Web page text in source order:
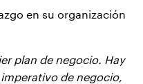
en su organización
plan de negocio. Hay
de negocio,